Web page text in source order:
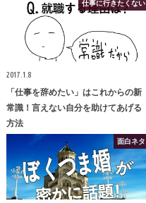
仕事に行きたくない
2017.1.8
「仕事を辞めたい」はこれからの新
常識！言えない自分を助けてあげる
方法
面白ネタ